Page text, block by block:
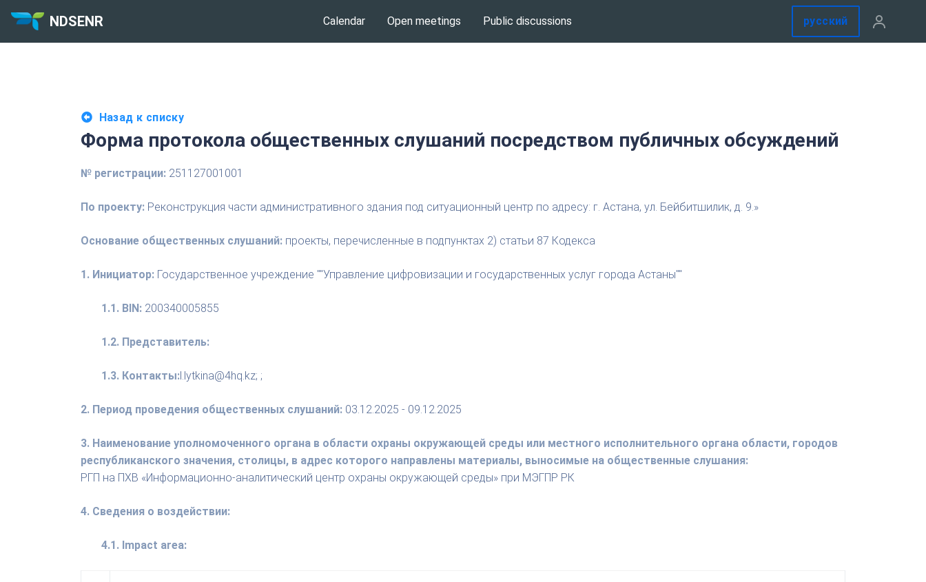
NDSENR Calendar Open meetings Public discussions русский
Назад к списку
Форма протокола общественных слушаний посредством публичных обсуждений
№ регистрации: 251127001001
По проекту: Реконструкция части административного здания под ситуационный центр по адресу: г. Астана, ул. Бейбитшилик, д. 9.»
Основание общественных слушаний: проекты, перечисленные в подпунктах 2) статьи 87 Кодекса
1. Инициатор: Государственное учреждение ""Управление цифровизации и государственных услуг города Астаны""
1.1. BIN: 200340005855
1.2. Представитель:
1.3. Контакты:l.lytkina@4hq.kz; ;
2. Период проведения общественных слушаний: 03.12.2025 - 09.12.2025
3. Наименование уполномоченного органа в области охраны окружающей среды или местного исполнительного органа области, городов
республиканского значения, столицы, в адрес которого направлены материалы, выносимые на общественные слушания:
РГП на ПХВ «Информационно-аналитический центр охраны окружающей среды» при МЭГПР РК
4. Сведения о воздействии:
4.1. Impact area: